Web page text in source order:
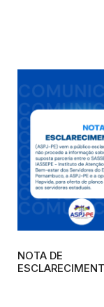
NOTA DE